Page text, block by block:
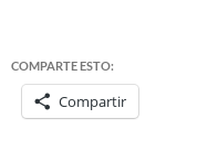
COMPARTE ESTO:
Compartir